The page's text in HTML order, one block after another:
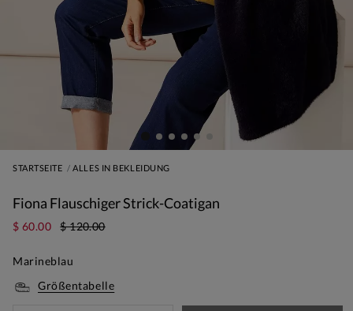
STARTSEITE ALLES IN BEKLEIDUNG
Fiona Flauschiger Strick-Coatigan
$ 60.00 $ 120.00
Marineblau
Größentabelle